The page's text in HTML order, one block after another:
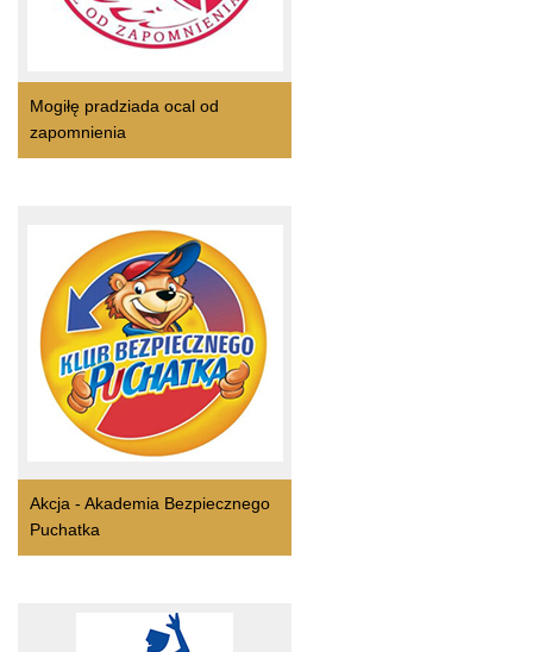
Mogiłę pradziada ocal od
zapomnienia
Akcja - Akademia Bezpiecznego
Puchatka